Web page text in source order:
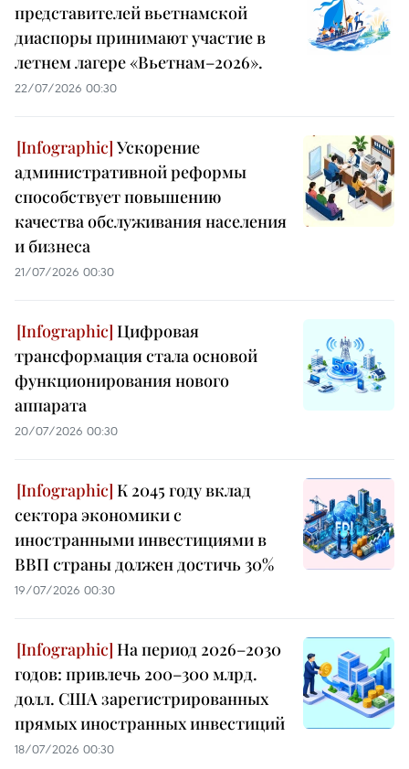
представителей вьетнамской
диаспоры принимают участие в
летнем лагере «Вьетнам–2026».
22/07/2026 00:30
Ускорение
административной реформы
способствует повышению
качества обслуживания населения
и бизнеса
21/07/2026 00:30
Цифровая
трансформация стала основой
функционирования нового
аппарата
20/07/2026 00:30
К 2045 году вклад
сектора экономики с
иностранными инвестициями в
ВВП страны должен достичь 30%
19/07/2026 00:30
На период 2026–2030
годов: привлечь 200–300 млрд.
долл. США зарегистрированных
прямых иностранных инвестиций
18/07/2026 00:30